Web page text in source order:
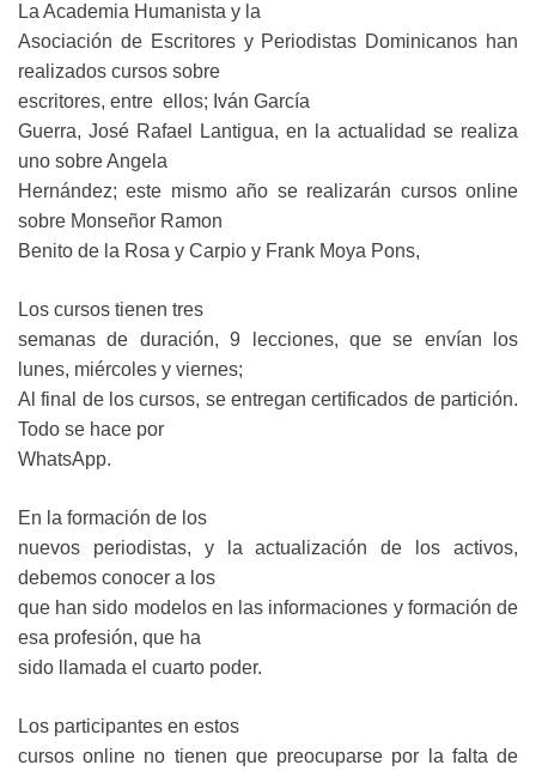
La Academia Humanista y la
Asociación de Escritores y Periodistas Dominicanos han
realizados cursos sobre
escritores, entre ellos; Iván García
Guerra, José Rafael Lantigua, en la actualidad se realiza
uno sobre Angela
Hernández; este mismo año se realizarán cursos online
sobre Monseñor Ramon
Benito de la Rosa y Carpio y Frank Moya Pons,
Los cursos tienen tres
semanas de duración, 9 lecciones, que se envían los
lunes, miércoles y viernes;
Al final de los cursos, se entregan certificados de partición.
Todo se hace por
WhatsApp.
En la formación de los
nuevos periodistas, y la actualización de los activos,
debemos conocer a los
que han sido modelos en las informaciones y formación de
esa profesión, que ha
sido llamada el cuarto poder.
Los participantes en estos
cursos online no tienen que preocuparse por la falta de